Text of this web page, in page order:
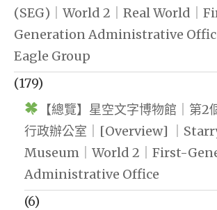
(SEG)｜World 2｜Real World｜
Generation Administrative
Eagle Group
(179)
【總覽】星空文字博物館｜第2
行政辦公室｜[Overview] ｜
Museum｜World 2｜First-
Administrative Office
(6)